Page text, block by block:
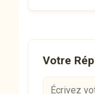
Votre